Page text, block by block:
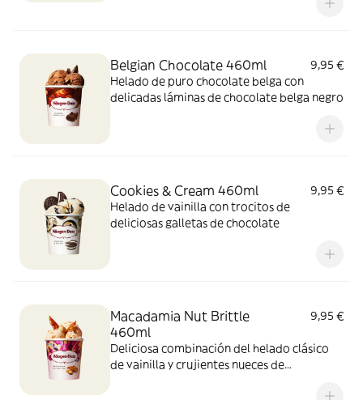
Belgian Chocolate 460ml
9,95 €
Helado de puro chocolate belga con
delicadas láminas de chocolate belga negro
Cookies & Cream 460ml
9,95 €
Helado de vainilla con trocitos de
deliciosas galletas de chocolate
Macadamia Nut Brittle
460ml
9,95 €
Deliciosa combinación del helado clásico
de vainilla y crujientes nueces de